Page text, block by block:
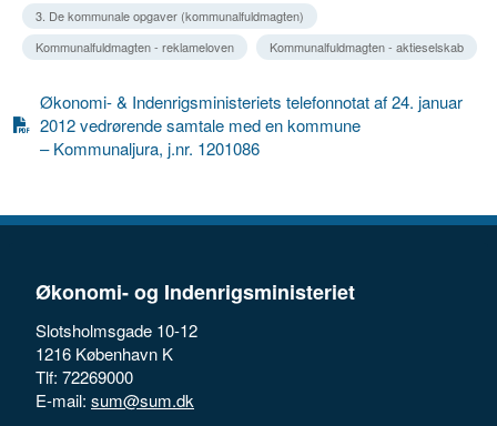
3. De kommunale opgaver (kommunalfuldmagten)
Kommunalfuldmagten - reklameloven
Kommunalfuldmagten - aktieselskab
Økonomi- & Indenrigsministeriets telefonnotat af 24. januar
2012 vedrørende samtale med en kommune
– Kommunaljura, j.nr. 1201086
Økonomi- og Indenrigsministeriet
Slotsholmsgade 10-12
1216 København K
Tlf: 72269000
E-mail: sum@sum.dk